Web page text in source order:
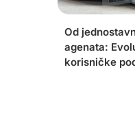
Od
agenata:
korisničke